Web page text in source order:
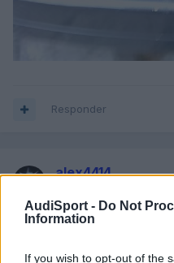
AudiSport - Do Not
Information
If you wish to opt-out of the
Responder
alex4414